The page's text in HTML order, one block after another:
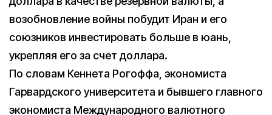
возобновление войны побудит Иран и его
союзников инвестировать больше в юань,
укрепляя его за счет доллара.
По словам Кеннета Рогоффа, экономиста
Гарвардского университета и бывшего главного
экономиста Международного валютного